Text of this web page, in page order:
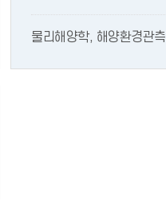
물리해양학, 해양환경관측